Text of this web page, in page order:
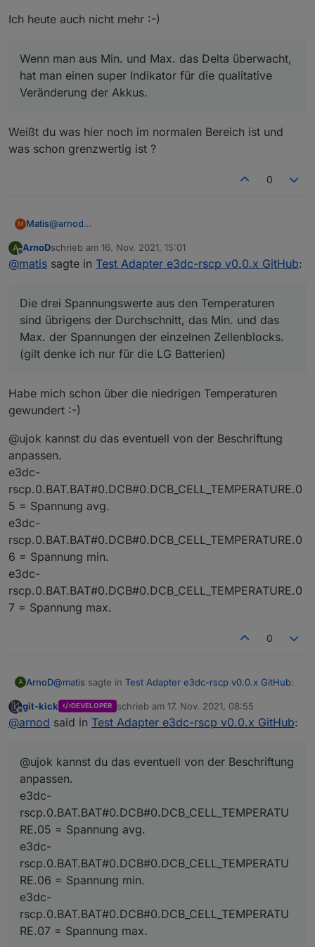
Wenn es das Batteriemanagement nicht mehr schafft das
überdurchschnittlich (letzte Zeile).
Ich heute auch nicht mehr :-)
Wenn man aus Min. und Max. das Delta überwacht,
hat man einen super Indikator für die qualitative
Veränderung der Akkus.
Weißt du was hier noch im normalen Bereich ist und
was schon grenzwertig ist ?
0
M Matis@arnod
:)
Hab mir mal die Bat. angeschaut. Die drei
Spannungswerte aus den Temperaturen sind übrigens
nur für die LG Batterien)
Wenn man aus Min. und Max. das Delta überwacht, hat
man einen super Indikator für die qualitative
Veränderung der Akkus.
Wenn es das Batteriemanagement nicht mehr schafft das
überdurchschnittlich (letzte Zeile).
A
Offline
ArnoDschrieb am 16. Nov. 2021, 15:01
zuletzt editiert von
@matis sagte in Test Adapter e3dc-rscp v0.0.x GitHub:
Die drei Spannungswerte aus den Temperaturen
sind übrigens der Durchschnitt, das Min. und das
Max. der Spannungen der einzelnen Zellenblocks.
(gilt denke ich nur für die LG Batterien)
Habe mich schon über die niedrigen Temperaturen
gewundert :-)
@ujok kannst du das eventuell von der Beschriftung
anpassen.
e3dc-
rscp.0.BAT.BAT#0.DCB#0.DCB_CELL_TEMPERATURE.0
5 = Spannung avg.
e3dc-
rscp.0.BAT.BAT#0.DCB#0.DCB_CELL_TEMPERATURE.0
6 = Spannung min.
e3dc-
rscp.0.BAT.BAT#0.DCB#0.DCB_CELL_TEMPERATURE.0
7 = Spannung max.
0
A ArnoD@matis sagte in Test Adapter e3dc-rscp v0.0.x GitHub:
Die drei Spannungswerte aus den Temperaturen
(gilt denke ich nur für die LG Batterien)
gewundert :-)
anpassen.
rscp.0.BAT.BAT#0.DCB#0.DCB_CELL_TEMPERATURE.05
= Spannung avg.
e3dc-
= Spannung min.
e3dc-
Offline
git-kick DEVELOPER schrieb am 17. Nov. 2021, 08:55
zuletzt editiert von
@arnod said in Test Adapter e3dc-rscp v0.0.x GitHub:
@ujok kannst du das eventuell von der Beschriftung
anpassen.
e3dc-
rscp.0.BAT.BAT#0.DCB#0.DCB_CELL_TEMPERATU
RE.05 = Spannung avg.
e3dc-
rscp.0.BAT.BAT#0.DCB#0.DCB_CELL_TEMPERATU
RE.06 = Spannung min.
e3dc-
rscp.0.BAT.BAT#0.DCB#0.DCB_CELL_TEMPERATU
RE.07 = Spannung max.